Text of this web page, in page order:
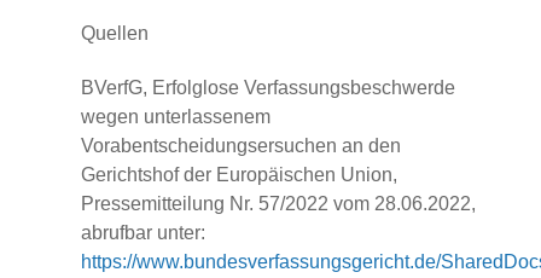
Quellen
BVerfG, Erfolglose Verfassungsbeschwerde
wegen unterlassenem
Vorabentscheidungsersuchen an den
Gerichtshof der Europäischen Union,
Pressemitteilung Nr. 57/2022 vom 28.06.2022,
abrufbar unter:
https://www.bundesverfassungsgericht.de/